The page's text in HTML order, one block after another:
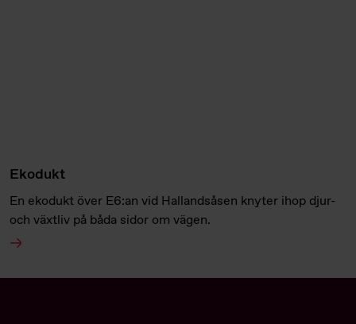
Ekodukt
En ekodukt över E6:an vid Hallandsåsen knyter ihop djur-
och växtliv på båda sidor om vägen.